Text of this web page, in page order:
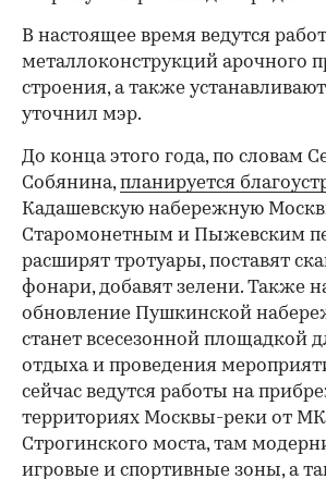
В настоящее время ведутся
металлоконструкций арочного
строения, а также
уточнил мэр.
00:00 / 00:00
До конца этого года, по словам
Собянина,планируется
Кадашевскую набережную
Старомонетным и Пыжевским
расширят тротуары, поставят
фонари, добавят зелени. Также
обновление Пушкинской
станет всесезонной площадкой
отдыха и проведения
сейчас ведутся работы на
территориях Москвы-реки от
Строгинского моста, там
игровые и спортивные зоны, а